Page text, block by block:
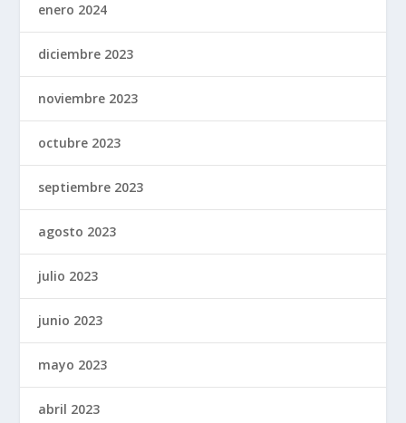
enero 2024
diciembre 2023
noviembre 2023
octubre 2023
septiembre 2023
agosto 2023
julio 2023
junio 2023
mayo 2023
abril 2023